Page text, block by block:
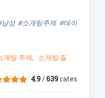
성 #소개팅주제 #데이
개팅 주제
소개팅 질
4.9/639 rates